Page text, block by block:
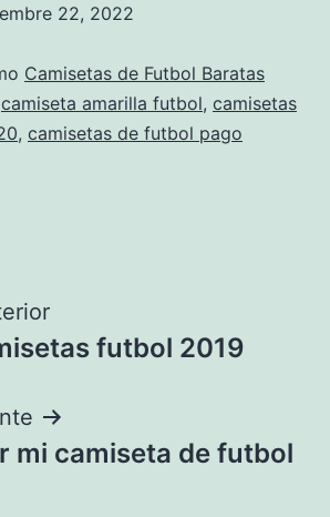
22, 2022
Camisetas de Futbol Baratas
camiseta amarilla futbol, camisetas
, camisetas de futbol pago
futbol 2019
mi camiseta de futbol